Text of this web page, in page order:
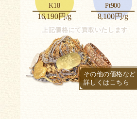
K18
16,190円/g
Pt900
8,100円/g
上記価格にて買取いたします
その他の価格など
詳しくはこちら